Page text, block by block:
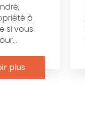
à
si vous
plus